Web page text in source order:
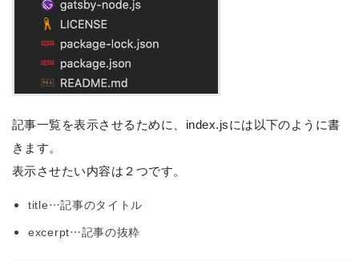
記事一覧を表示させるために、index.jsには以下のように書
きます。
表示させたい内容は２つです。
title…記事のタイトル
excerpt…記事の抜粋